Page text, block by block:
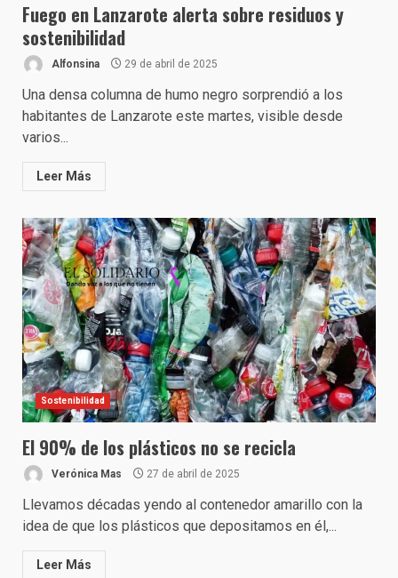
Fuego en Lanzarote alerta sobre residuos y
sostenibilidad
Alfonsina 29 de abril de 2025
Una densa columna de humo negro sorprendió a los
habitantes de Lanzarote este martes, visible desde
varios...
Leer Más
Sostenibilidad
El 90% de los plásticos no se recicla
Verónica Mas 27 de abril de 2025
Llevamos décadas yendo al contenedor amarillo con la
idea de que los plásticos que depositamos en él,...
Leer Más